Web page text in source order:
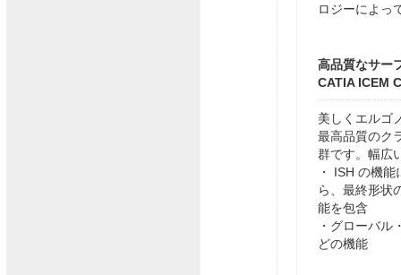
ロジーによっ
高品質なサー
CATIA ICEM
美しくエルゴ
最高品質のク
群です。幅広
・ ISH の機
ら、最終形状
能を包含
・グローバル
どの機能